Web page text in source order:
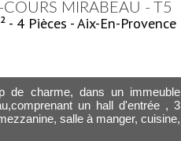
MIRABEAU - T5
4 Pièces - Aix-En-Provence
de charme, dans un immeuble
un hall d'entrée , 3
salle à manger, cuisine,